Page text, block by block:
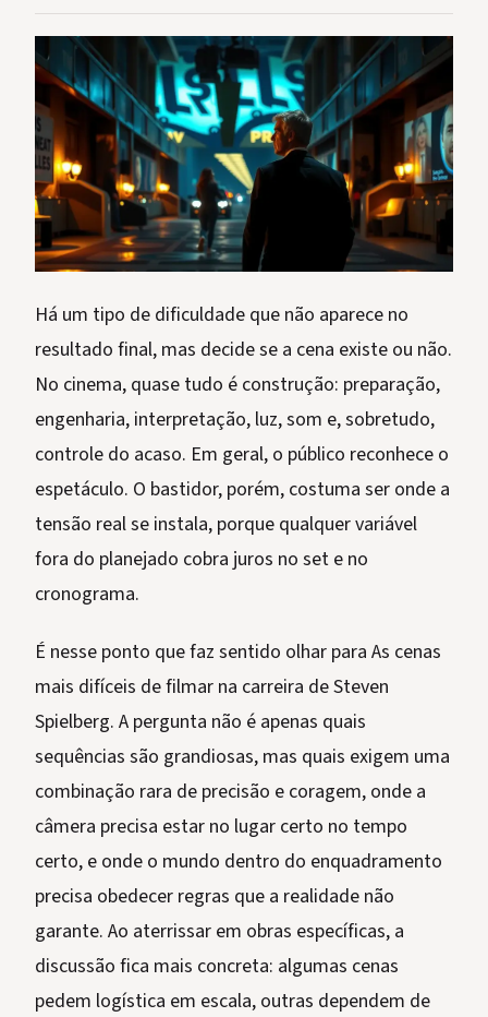
Há um tipo de dificuldade que não aparece no
resultado final, mas decide se a cena existe ou não.
No cinema, quase tudo é construção: preparação,
engenharia, interpretação, luz, som e, sobretudo,
controle do acaso. Em geral, o público reconhece o
espetáculo. O bastidor, porém, costuma ser onde a
tensão real se instala, porque qualquer variável
fora do planejado cobra juros no set e no
cronograma.
É nesse ponto que faz sentido olhar para As cenas
mais difíceis de filmar na carreira de Steven
Spielberg. A pergunta não é apenas quais
sequências são grandiosas, mas quais exigem uma
combinação rara de precisão e coragem, onde a
câmera precisa estar no lugar certo no tempo
certo, e onde o mundo dentro do enquadramento
precisa obedecer regras que a realidade não
garante. Ao aterrissar em obras específicas, a
discussão fica mais concreta: algumas cenas
pedem logística em escala, outras dependem de